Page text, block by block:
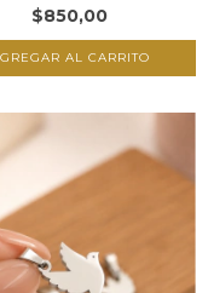
$850,00